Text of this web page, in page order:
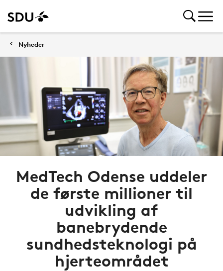
Nyheder
MedTech Odense uddeler
de første millioner til
udvikling af
banebrydende
sundhedsteknologi på
hjerteområdet